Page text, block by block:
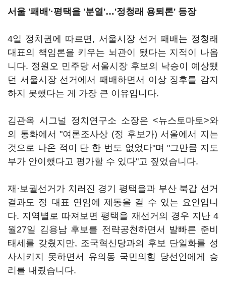
서울 '패배'·평택을 '분열'…'정청래 용퇴론' 등장
4일 정치권에 따르면, 서울시장 선거 패배는 정청래
대표의 책임론을 키우는 뇌관이 됐다는 지적이 나옵
니다. 정원오 민주당 서울시장 후보의 낙승이 예상됐
던 서울시장 선거에서 패배하면서 이상 징후를 감지
하지 못했다는 게 가장 큰 이유입니다.
김관옥 시그널 정치연구소 소장은 <뉴스토마토>와
의 통화에서 "여론조사상 (정 후보가) 서울에서 지는
것으로 나온 적이 단 한 번도 없었다"며 "그만큼 지도
부가 안이했다고 평가할 수 있다"고 짚었습니다.
재·보궐선거가 치러진 경기 평택을과 부산 북갑 선거
결과도 정 대표 연임에 제동을 걸 수 있는 요인입니
다. 지역별로 따져보면 평택을 재선거의 경우 지난 4
월27일 김용남 후보를 전략공천하면서 발빠른 준비
태세를 갖췄지만, 조국혁신당과의 후보 단일화를 성
사시키지 못하면서 유의동 국민의힘 당선인에게 승
리를 내줬습니다.